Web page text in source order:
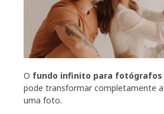
O fundo infinito para fotógrafos
pode transformar completamente a
uma foto.